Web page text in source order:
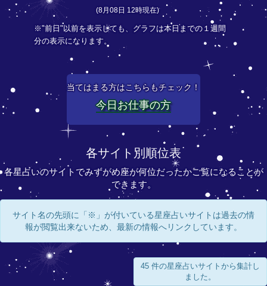
(8月08日 12時現在)
※"前日"以前を表示しても、グラフは本日までの１週間
分の表示になります。
当てはまる方はこちらもチェック！
今日お仕事の方
各サイト別順位表
各星占いのサイトでみずがめ座が何位だったかご覧になることが
できます。
サイト名の先頭に「※」が付いている星座占いサイトは過去の情
報が閲覧出来ないため、最新の情報へリンクしています。
45 件の星座占いサイトから集計し
ました。